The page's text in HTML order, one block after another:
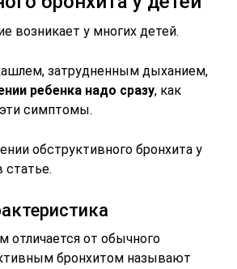
возникает у многих детей.
затрудненным дыханием,
ребенка надо сразу, как
симптомы.
обструктивного бронхита у
статье.
отличается от обычного
бронхитом называют